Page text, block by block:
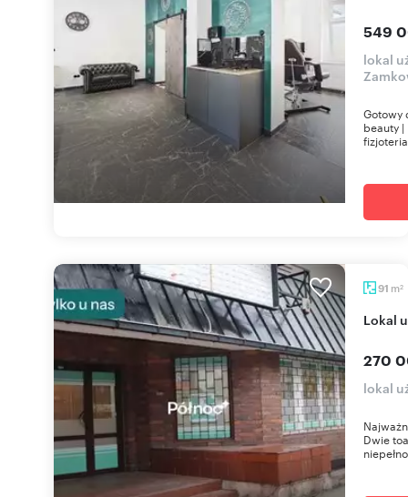
549
lokal
Gotowy
beauty
91 m2
Lokal
270
lokal
Dwie